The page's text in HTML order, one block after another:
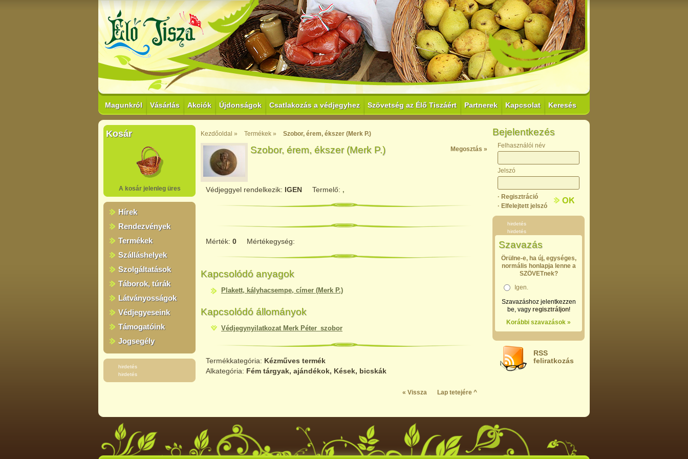
Magunkról Vásárlás Akciók Újdonságok Csatlakozás a védjegyhez Szövetség az Élő Tiszáért Partnerek Kapcsolat Keresés
Kosár
A kosár jelenleg üres
Hírek
Rendezvények
Termékek
Szálláshelyek
Szolgáltatások
Táborok, túrák
Látványosságok
Védjegyeseink
Támogatóink
Jogsegély
hirdetés
hirdetés
Kezdőoldal » Termékek » Szobor, érem, ékszer (Merk P.)
Megosztás »
Szobor, érem, ékszer (Merk P.)
Védjeggyel rendelkezik: IGEN Termelő: ,
Mérték: 0 Mértékegység:
Kapcsolódó anyagok
Plakett, kályhacsempe, címer (Merk P.)
Kapcsolódó állományok
Védjegynyilatkozat Merk Péter_szobor
Termékkategória: Kézműves termék
Alkategória: Fém tárgyak, ajándékok, Kések, bicskák
« Vissza Lap tetejére ^
Bejelentkezés
Felhasználói név
Jelszó
· Regisztráció
· Elfelejtett jelszó
hirdetés
hirdetés
Szavazás
Örülne-e, ha új, egységes,
normális honlapja lenne a
SZÖVETnek?
Igen.
Szavazáshoz jelentkezzen
be, vagy regisztráljon!
Korábbi szavazások »
RSS
feliratkozás